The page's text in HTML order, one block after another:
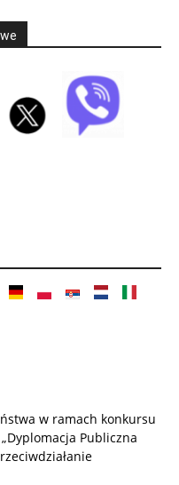
w ramach konkursu
Publiczna